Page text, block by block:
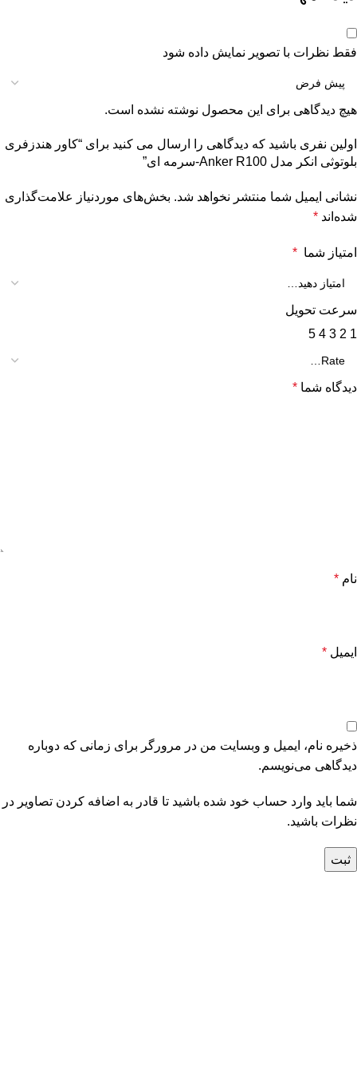
فقط نظرات با تصویر نمایش داده شود
هیچ دیدگاهی برای این محصول نوشته نشده است.
اولین نفری باشید که دیدگاهی را ارسال می کنید برای “کاور هندزفری
بلوتوثی انکر مدل Anker R100-سرمه ای”
نشانی ایمیل شما منتشر نخواهد شد. بخش‌های موردنیاز علامت‌گذاری
شده‌اند *
امتیاز شما *
سرعت تحویل
1
2
3
4
5
دیدگاه شما *
نام *
ایمیل *
ذخیره نام، ایمیل و وبسایت من در مرورگر برای زمانی که دوباره
دیدگاهی می‌نویسم.
شما باید وارد حساب خود شده باشید تا قادر به اضافه کردن تصاویر در
نظرات باشید.